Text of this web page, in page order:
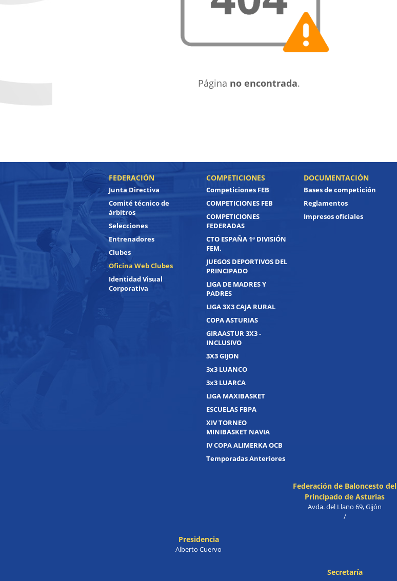
Página no encontrada.
FEDERACIÓN
Junta Directiva
Comité técnico de
árbitros
Selecciones
Entrenadores
Clubes
Oficina Web Clubes
Identidad Visual
Corporativa
COMPETICIONES
Competiciones FEB
COMPETICIONES FEB
COMPETICIONES
FEDERADAS
CTO ESPAÑA 1ª DIVISIÓN
FEM.
JUEGOS DEPORTIVOS DEL
PRINCIPADO
LIGA DE MADRES Y
PADRES
LIGA 3X3 CAJA RURAL
COPA ASTURIAS
GIRAASTUR 3X3 -
INCLUSIVO
3X3 GIJON
3x3 LUANCO
3x3 LUARCA
LIGA MAXIBASKET
ESCUELAS FBPA
XIV TORNEO
MINIBASKET NAVIA
IV COPA ALIMERKA OCB
Temporadas Anteriores
DOCUMENTACIÓN
Bases de competición
Reglamentos
Impresos oficiales
Federación de Baloncesto del
Principado de Asturias
Avda. del Llano 69, Gijón
/
Presidencia
Alberto Cuervo
Secretaría